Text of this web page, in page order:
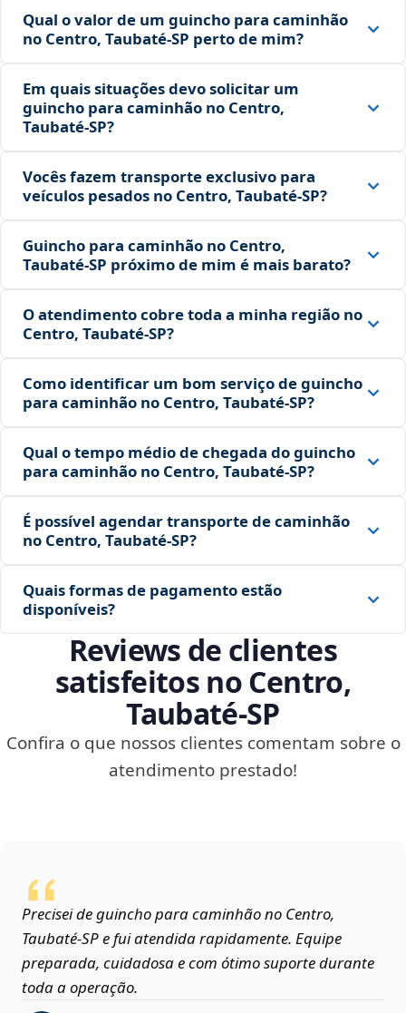
Qual o valor de um guincho para caminhão
no Centro, Taubaté‑SP perto de mim?
Em quais situações devo solicitar um
guincho para caminhão no Centro,
Taubaté‑SP?
Vocês fazem transporte exclusivo para
veículos pesados no Centro, Taubaté‑SP?
Guincho para caminhão no Centro,
Taubaté‑SP próximo de mim é mais barato?
O atendimento cobre toda a minha região no
Centro, Taubaté‑SP?
Como identificar um bom serviço de guincho
para caminhão no Centro, Taubaté‑SP?
Qual o tempo médio de chegada do guincho
para caminhão no Centro, Taubaté‑SP?
É possível agendar transporte de caminhão
no Centro, Taubaté‑SP?
Quais formas de pagamento estão
disponíveis?
Reviews de clientes
satisfeitos no Centro,
Taubaté‑SP
Confira o que nossos clientes comentam sobre o
atendimento prestado!
Precisei de guincho para caminhão no Centro,
Taubaté‑SP e fui atendida rapidamente. Equipe
preparada, cuidadosa e com ótimo suporte durante
toda a operação.